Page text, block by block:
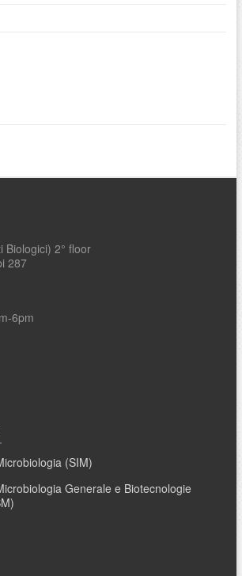
Biologici) 2° floor
287
6pm
(SIM)
Generale e Biotecnologie